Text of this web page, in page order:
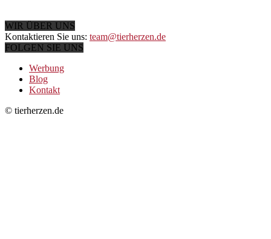
WIR ÜBER UNS
Kontaktieren Sie uns: team@tierherzen.de
FOLGEN SIE UNS
Werbung
Blog
Kontakt
© tierherzen.de